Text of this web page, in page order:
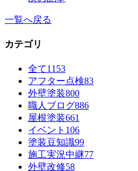
一覧へ戻る
カテゴリ
全て1153
アフター点検83
外壁塗装800
職人ブログ886
屋根塗装661
イベント 106
塗装豆知識99
施工実況中継77
外壁改修58